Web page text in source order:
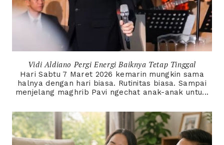
Vidi Aldiano Pergi Energi Baiknya Tetap Tinggal
Hari Sabtu 7 Maret 2026 kemarin mungkin sama
halnya dengan hari biasa. Rutinitas biasa. Sampai
menjelang maghrib Pavi ngechat anak-anak untu...